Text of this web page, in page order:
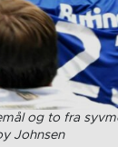
og to fra
Johnsen